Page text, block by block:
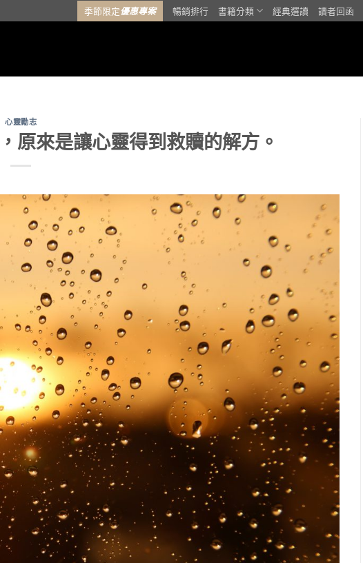
季節限定優惠專案 暢銷排行 書籍分類 經典選讀 讀者回函
心靈勵志
原來是讓心靈得到救贖的解方。